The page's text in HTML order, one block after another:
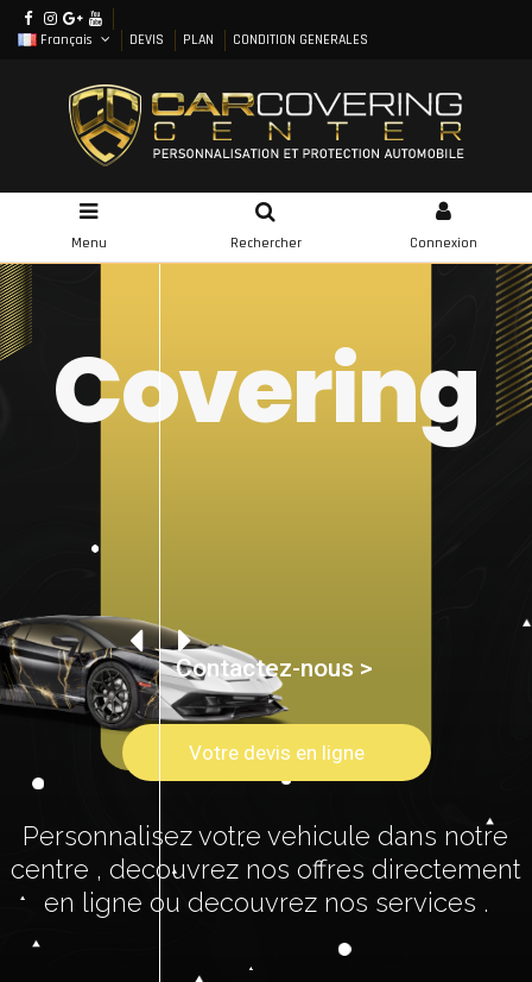
Français DEVIS PLAN CONDITION GENERALES
Menu Rechercher Connexion
Personnalisez votre vehicule dans notre
centre , decouvrez nos offres directement
en ligne ou decouvrez nos services .
Votre devis en ligne
Contactez-nous >
Covering